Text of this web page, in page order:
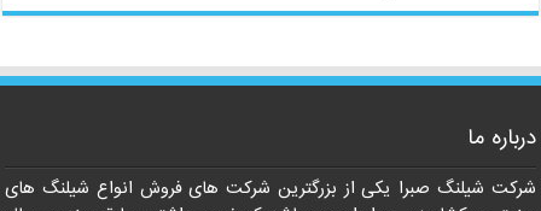
درباره ما
شرکت شیلنگ صبرا یکی از بزرگترین شرکت های فروش انواع شیلنگ های